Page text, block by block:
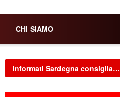
CHI SIAMO
Informati Sardegna consiglia…